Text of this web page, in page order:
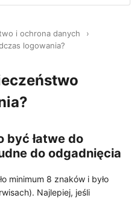
i ochrona danych
logowania?
być łatwe do
do odgadnięcia
minimum 8 znaków i było
Najlepiej, jeśli